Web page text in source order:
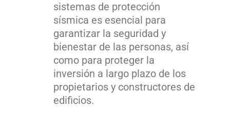
sistemas de protección
sísmica es esencial para
garantizar la seguridad y
bienestar de las personas, así
como para proteger la
inversión a largo plazo de los
propietarios y constructores de
edificios.